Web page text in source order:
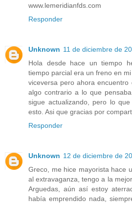
www.lemeridianfds.com
Responder
Unknown 11 de diciembre de
Hola desde hace un tiempo
tiempo parcial era un freno en
viceversa pero ahora
algo contrario a lo que
sigue actualizando, pero lo
esto. Asi que gracias por
Responder
Unknown 12 de diciembre de
Greco, me hice mayorista hace
al extravaganza, tengo a la
Arguedas, aún así estoy
había emprendido nada,